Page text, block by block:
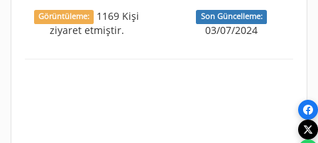
Görüntüleme:
1169 Kişi
ziyaret etmiştir.
Son Güncelleme:
03/07/2024